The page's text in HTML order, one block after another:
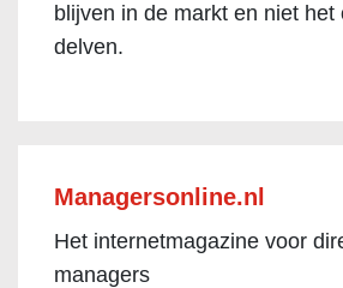
blijven in de markt en niet het
delven.
Managersonline.nl
Het internetmagazine voor
managers